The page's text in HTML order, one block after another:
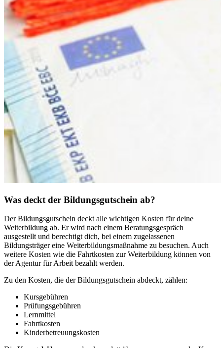
Was deckt der Bildungsgutschein ab?
Der Bildungsgutschein deckt alle wichtigen Kosten für deine
Weiterbildung ab. Er wird nach einem Beratungsgespräch
ausgestellt und berechtigt dich, bei einem zugelassenen
Bildungsträger eine Weiterbildungsmaßnahme zu besuchen. Auch
weitere Kosten wie die Fahrtkosten zur Weiterbildung können von
der Agentur für Arbeit bezahlt werden.
Zu den Kosten, die der Bildungsgutschein abdeckt, zählen:
Kursgebühren
Prüfungsgebühren
Lernmittel
Fahrtkosten
Kinderbetreuungskosten